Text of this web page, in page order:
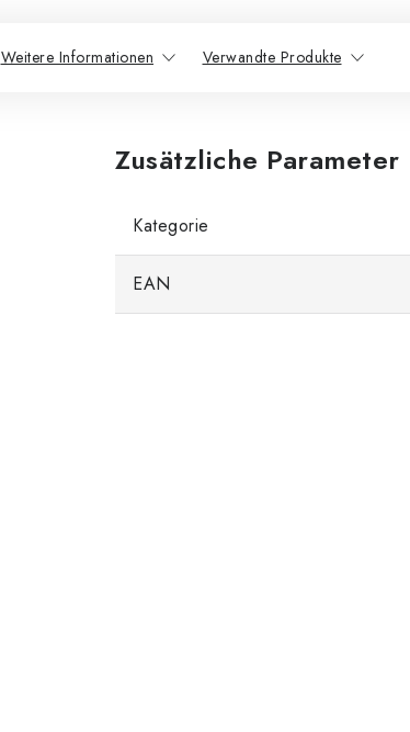
Weitere Informationen Verwandte Produkte
Zusätzliche Parameter
Kategorie
EAN